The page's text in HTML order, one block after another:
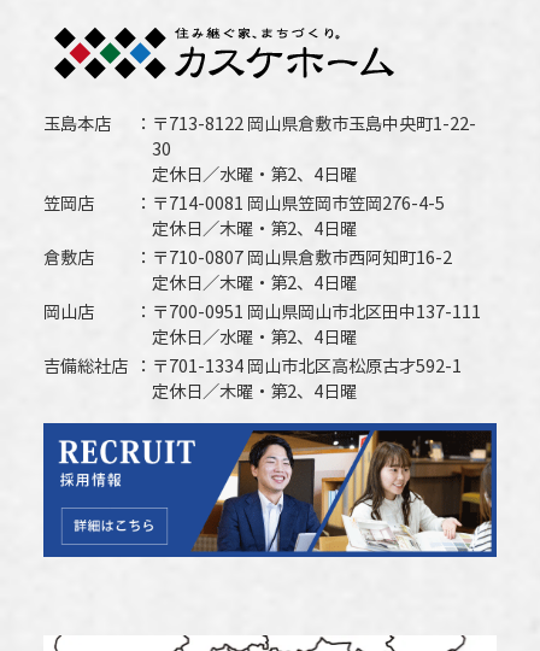
玉島本店
〒713-8122 岡山県倉敷市玉島中央町1-22-
30
定休日／水曜・第2、4日曜
笠岡店
〒714-0081 岡山県笠岡市笠岡276-4-5
定休日／木曜・第2、4日曜
倉敷店
〒710-0807 岡山県倉敷市西阿知町16-2
定休日／木曜・第2、4日曜
岡山店
〒700-0951 岡山県岡山市北区田中137-111
定休日／水曜・第2、4日曜
吉備総社店
〒701-1334 岡山市北区高松原古才592-1
定休日／木曜・第2、4日曜